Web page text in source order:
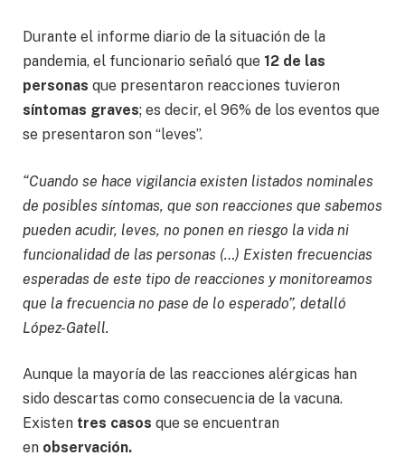
Durante el informe diario de la situación de la
pandemia, el funcionario señaló que 12 de las
personas que presentaron reacciones tuvieron
síntomas graves; es decir, el 96% de los eventos que
se presentaron son “leves”.
“Cuando se hace vigilancia existen listados nominales
de posibles síntomas, que son reacciones que sabemos
pueden acudir, leves, no ponen en riesgo la vida ni
funcionalidad de las personas (…) Existen frecuencias
esperadas de este tipo de reacciones y monitoreamos
que la frecuencia no pase de lo esperado”, detalló
López-Gatell.
Aunque la mayoría de las reacciones alérgicas han
sido descartas como consecuencia de la vacuna.
Existen tres casos que se encuentran
en observación.